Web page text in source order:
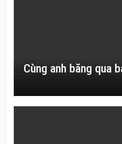
Cùng anh băng qua